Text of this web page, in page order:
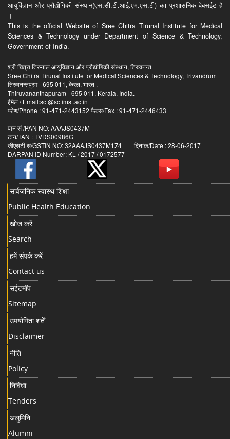
आयुर्विज्ञान और प्रौद्योगिकी संस्थान(एस.सी.टी.आई.एम.एस.टी) का प्रशासनिक वेबसईट है
।
This is the official Website of Sree Chitra Tirunal Institute for Medical
Sciences & Technology under Department of Science & Technology,
Government of India.
श्री चित्रा तिरुनाल आयुर्विज्ञान और प्रौद्योगिकी संस्थान, तिरुवनन्त
Sree Chitra Tirunal Institute for Medical Sciences & Technology, Trivandrum
तिरुवनन्तपुरम - 695 011, केरल, भारत .
Thiruvananthapuram - 695 011, Kerala, India.
ईमेल / Email:sct@sctimst.ac.in
फोण/Phone : 91-471-2443152 फैक्स/Fax : 91-471-2446433
पान सं /PAN NO: AAAJS0437M
टान/TAN : TVDS00986G
जीएसटी सं/GSTIN NO: 32AAAJS0437M1Z4 दिनांक/Date : 28-06-2017
DARPAN ID Number: KL / 2017 / 0172577
सार्वजनिक स्वास्थ शिक्षा
Public Health Education
खोज करें
Search
हमें संपर्क करें
Contact us
सईटमॉप
Sitemap
उपयोगिता शर्तें
Disclaimer
नीति
Policy
निविधा
Tenders
अलुमिनि
Alumni